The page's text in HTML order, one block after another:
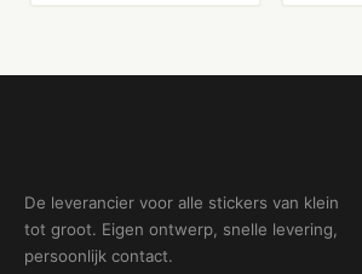
De leverancier voor alle stickers van klein
tot groot. Eigen ontwerp, snelle levering,
persoonlijk contact.